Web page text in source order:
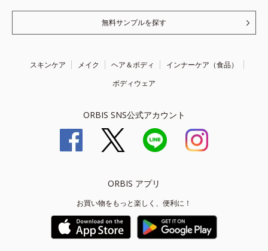
無料サンプルを探す
スキンケア メイク ヘア＆ボディ
インナーケア（食品）
ボディウェア
ORBIS SNS公式アカウント
ORBIS アプリ
お買い物をもっと楽しく、便利に！